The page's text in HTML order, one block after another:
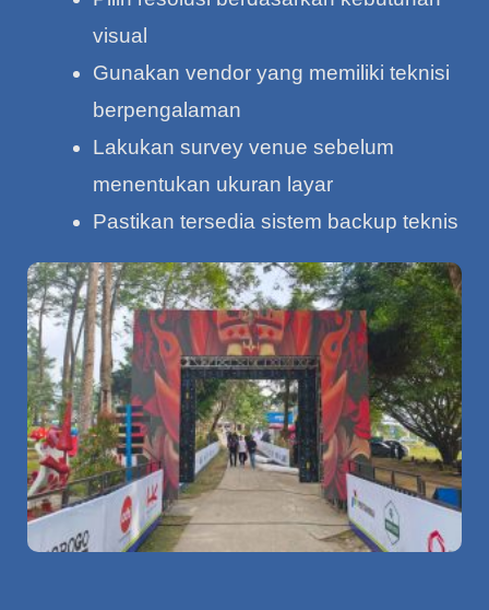
visual
Gunakan vendor yang memiliki teknisi
berpengalaman
Lakukan survey venue sebelum
menentukan ukuran layar
Pastikan tersedia sistem backup teknis